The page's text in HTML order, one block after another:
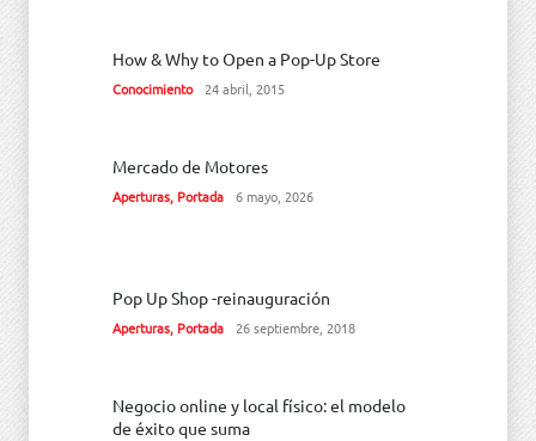
How & Why to Open a Pop-Up Store
Conocimiento 24 abril, 2015
Mercado de Motores
Aperturas, Portada 6 mayo, 2026
Pop Up Shop -reinauguración
Aperturas, Portada 26 septiembre, 2018
Negocio online y local físico: el modelo
de éxito que suma